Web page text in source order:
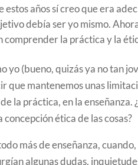
años sí creo que era
debía ser yo mismo.
la práctica y la
yo (bueno, quizás ya no tan
que mantenemos unas
la práctica, en la enseñanza.
ética de las cosas?
más de enseñanza,
algunas dudas,